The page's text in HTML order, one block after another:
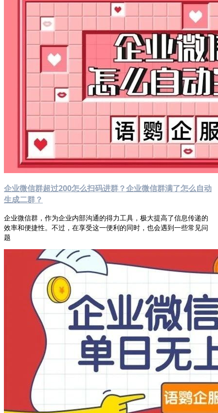
企业微信群超过200怎么扫码进群？企业微信群满了怎么自动
生成二群？
企业微信群，作为企业内部沟通的得力工具，极大提高了信息传递的
效率和便捷性。不过，在享受这一便利的同时，也会遇到一些常见问
题